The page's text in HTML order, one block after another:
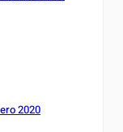
2020